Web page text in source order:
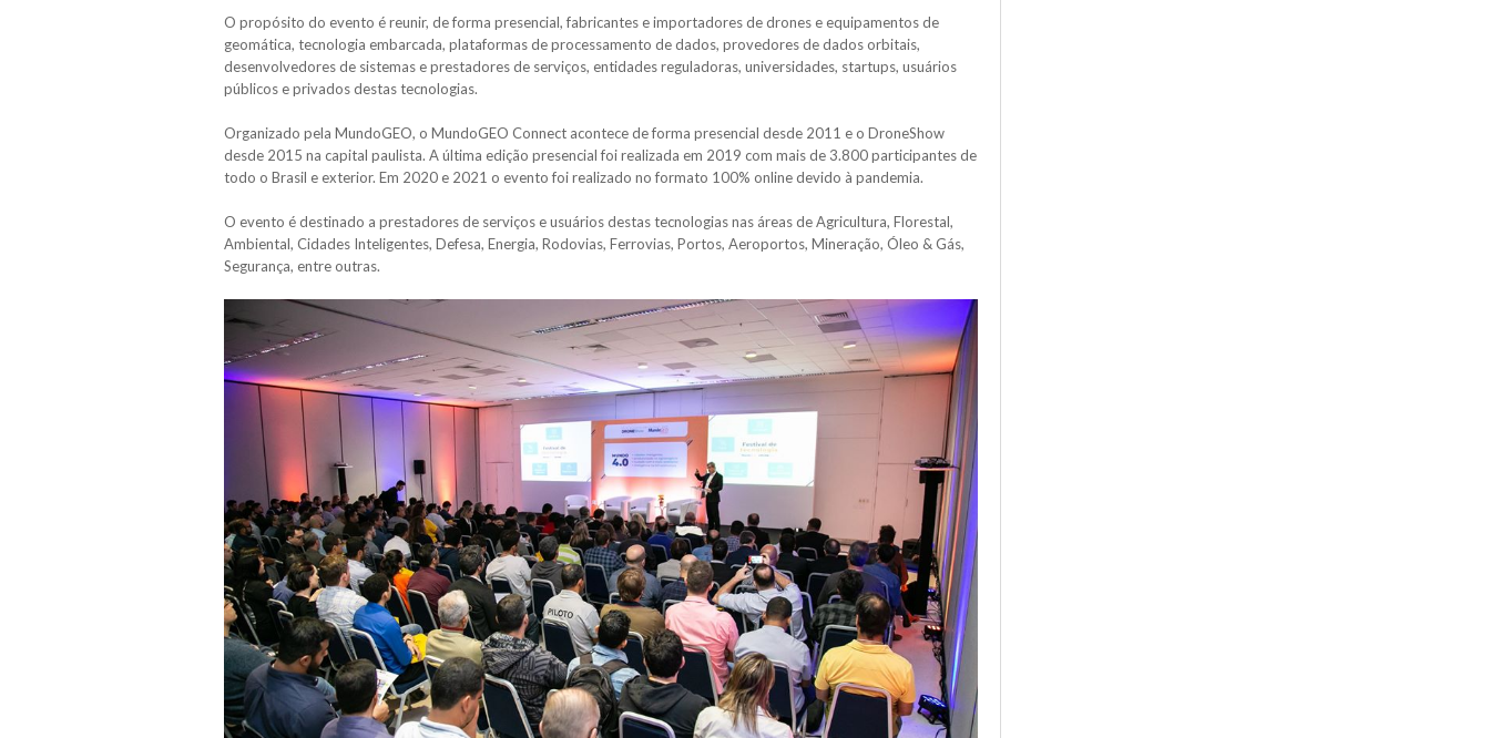
O propósito do evento é reunir, de forma presencial, fabricantes e importadores de drones e equipamentos de
geomática, tecnologia embarcada, plataformas de processamento de dados, provedores de dados orbitais,
desenvolvedores de sistemas e prestadores de serviços, entidades reguladoras, universidades, startups, usuários
públicos e privados destas tecnologias.
Organizado pela MundoGEO, o MundoGEO Connect acontece de forma presencial desde 2011 e o DroneShow
desde 2015 na capital paulista. A última edição presencial foi realizada em 2019 com mais de 3.800 participantes de
todo o Brasil e exterior. Em 2020 e 2021 o evento foi realizado no formato 100% online devido à pandemia.
O evento é destinado a prestadores de serviços e usuários destas tecnologias nas áreas de Agricultura, Florestal,
Ambiental, Cidades Inteligentes, Defesa, Energia, Rodovias, Ferrovias, Portos, Aeroportos, Mineração, Óleo & Gás,
Segurança, entre outras.